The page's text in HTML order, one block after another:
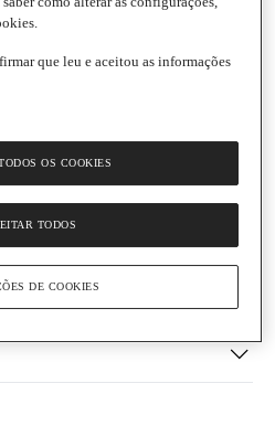
uma opinião
que leu e aceitou as informações
TODOS
OS COOKIES
DE COOKIES